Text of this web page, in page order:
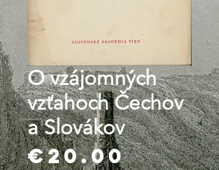
O vzájomných
vzťahoch Čechov
a Slovákov
€20.00Price